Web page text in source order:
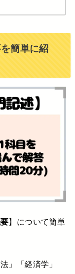
簡単に紹
】について簡単
」「経済学」